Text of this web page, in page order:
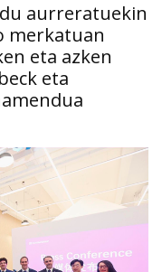
aurreratuekin
merkatuan
eta azken
eta